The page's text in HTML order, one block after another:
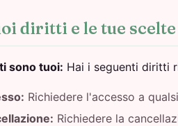
diritti e le tue scelte
sono tuoi: Hai i seguenti diritti
Richiedere l'accesso a
Richiedere la